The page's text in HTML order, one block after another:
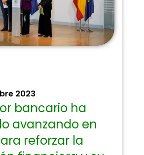
2023
bancario ha
avanzando en
reforzar la